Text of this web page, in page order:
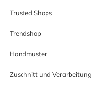
Trusted Shops
Trendshop
Handmuster
Zuschnitt und Verarbeitung